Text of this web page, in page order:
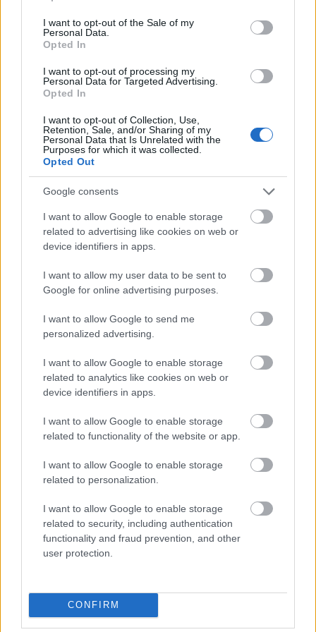
use your data for below specified purposes in below Google
consent section.
I want to opt-out of the Sale of my
Personal Data.
Opted In
I want to opt-out of processing my
Personal Data for Targeted Advertising.
Opted In
I want to opt-out of Collection, Use,
Retention, Sale, and/or Sharing of my
Personal Data that Is Unrelated with the
Purposes for which it was collected.
Opted Out
Google consents
I want to allow Google to enable storage
related to advertising like cookies on web or
device identifiers in apps.
I want to allow my user data to be sent to
Google for online advertising purposes.
I want to allow Google to send me
personalized advertising.
I want to allow Google to enable storage
related to analytics like cookies on web or
device identifiers in apps.
I want to allow Google to enable storage
related to functionality of the website or app.
I want to allow Google to enable storage
related to personalization.
I want to allow Google to enable storage
related to security, including authentication
functionality and fraud prevention, and other
user protection.
CONFIRM
szálon folyó és formálódó története az első
pillanattól kezdve lebilincseli a látogatót, aki a
körülötte kibontakozó eseményeken túl
ámulatra lel a monumentális, filmdíszleteket
idéző előadótér gazdagságában is. A kellékek
túlnyomó többsége megérinthető és
megvizsgálható, sőt, rengeteg tárgy további
történetet mesél.
A WalkMy World mind kulturális mind turisztikai
szempontból unikális attrakciója lesz a magyar
fővárosnak.Egyedülálló élmény, melyhez
New Yorkban, Sanghajban és Londonban volt
látható” – mondja Vági Bence.
AWalk My Worldkreatív koncepcióját
kidolgozó Recirquel Társulat művészeti
vezetője hozzátette, világviszonylatban is
újdonság, hogy a produkció az újcirkusz és a
modern tánc nyelvén kel életre, ezáltal bárki
számára élvezhető és átélhető lesz, kulturális
és nyelvi háttértől függetlenül.
AWalk My World
jelmezek, a zene, a fények és a karakterek
megformálása is mind magyar alkotók